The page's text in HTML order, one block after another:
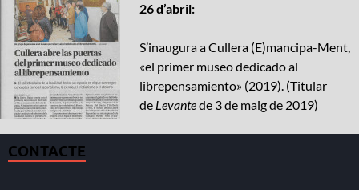
26 d’abril:
S’inaugura a Cullera (E)mancipa-Ment,
«el primer museo dedicado al
librepensamiento» (2019). (Titular
de Levantede 3 de maig de 2019)
CONTACTE